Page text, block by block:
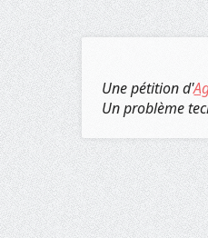
Une pétition d'
Un problème